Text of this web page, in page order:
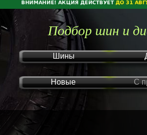
Подбор шин и
Шины
Новые С